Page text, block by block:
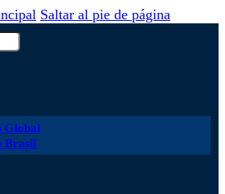
Saltar al pie de página
Global
Brasil